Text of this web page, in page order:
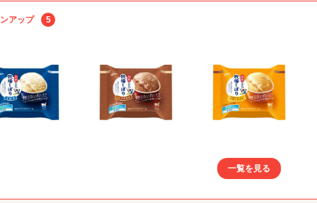
アップ 5
一覧を見る